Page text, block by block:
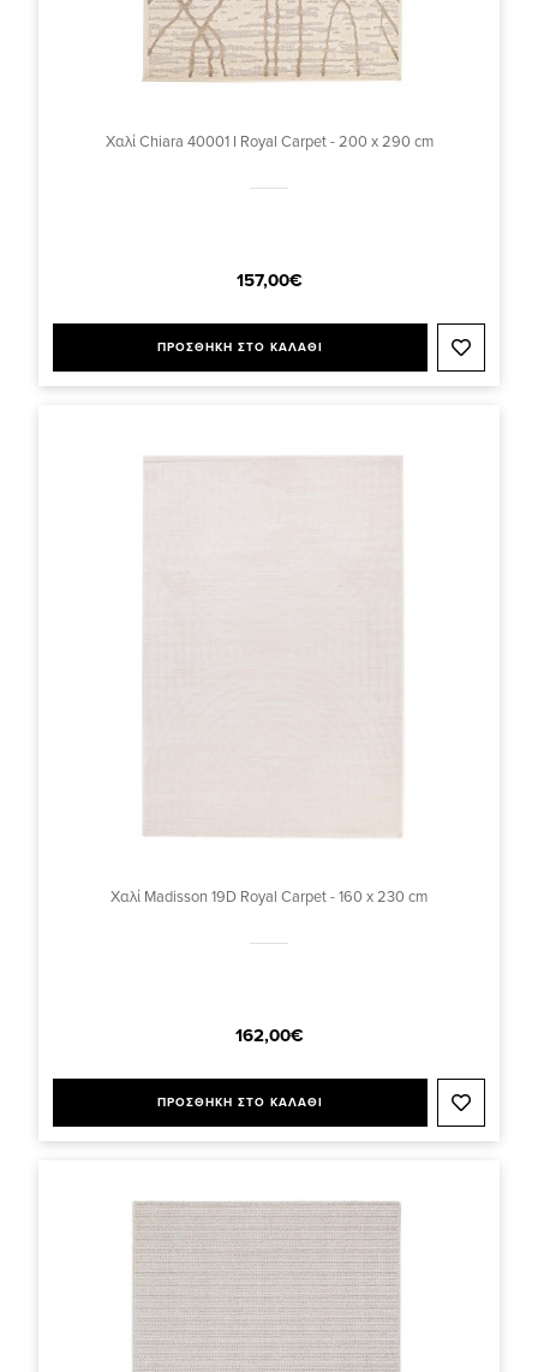
Χαλί Chiara 40001 I Royal Carpet - 200 x 290 cm
157,00€
ΠΡΟΣΘΗΚΗ ΣΤΟ ΚΑΛΑΘΙ
Χαλί Madisson 19D Royal Carpet - 160 x 230 cm
162,00€
ΠΡΟΣΘΗΚΗ ΣΤΟ ΚΑΛΑΘΙ